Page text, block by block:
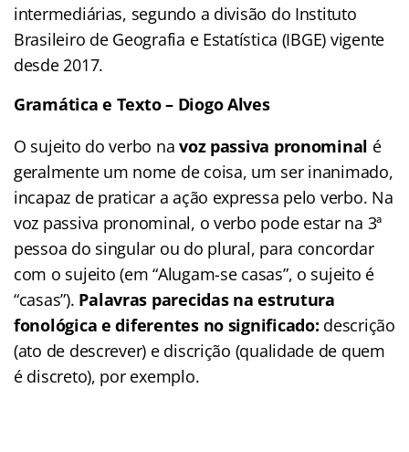
intermediárias, segundo a divisão do Instituto
Brasileiro de Geografia e Estatística (IBGE) vigente
desde 2017.
Gramática e Texto – Diogo Alves
O sujeito do verbo navoz passiva pronominal é
geralmente um nome de coisa, um ser inanimado,
incapaz de praticar a ação expressa pelo verbo. Na
voz passiva pronominal, o verbo pode estar na 3ª
pessoa do singular ou do plural, para concordar
com o sujeito (em “Alugam-se casas”, o sujeito é
“casas”). Palavras parecidas na estrutura
fonológica e diferentes no significado: descrição
(ato de descrever) e discrição (qualidade de quem
é discreto), por exemplo.